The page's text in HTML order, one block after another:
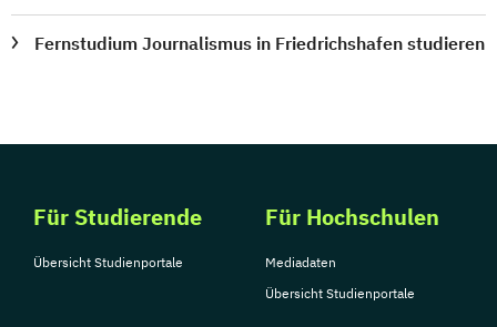
Fernstudium Journalismus in Friedrichshafen studieren
Für Studierende
Übersicht Studienportale
Für Hochschulen
Mediadaten
Übersicht Studienportale